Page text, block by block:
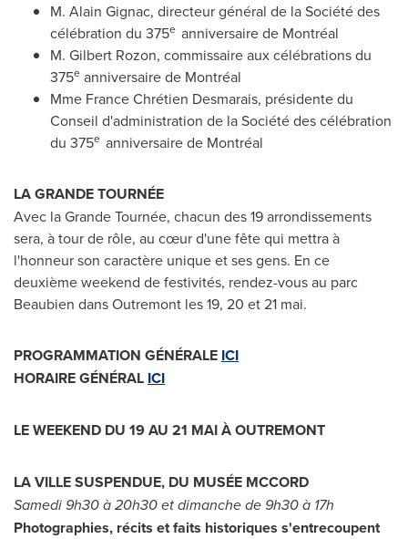
M. Alain Gignac, directeur général de la Société des
célébration du 375e anniversaire de Montréal
M. Gilbert Rozon, commissaire aux célébrations du
375e anniversaire de Montréal
Mme France Chrétien Desmarais, présidente du
Conseil d'administration de la Société des célébration
du 375e anniversaire de Montréal
LA GRANDE TOURNÉE
Avec la Grande Tournée, chacun des 19 arrondissements
sera, à tour de rôle, au cœur d'une fête qui mettra à
l'honneur son caractère unique et ses gens. En ce
deuxième weekend de festivités, rendez-vous au parc
Beaubien dansOutremont les 19, 20 et 21 mai.
PROGRAMMATION GÉNÉRALE ICI
HORAIRE GÉNÉRAL ICI
LE WEEKEND DU 19 AU 21 MAI ÀOUTREMONT
LA VILLE SUSPENDUE, DU MUSÉE MCCORD
Samedi 9h30 à 20h30 et dimanche de 9h30 à 17h
Photographies, récits et faits historiques s'entrecoupent